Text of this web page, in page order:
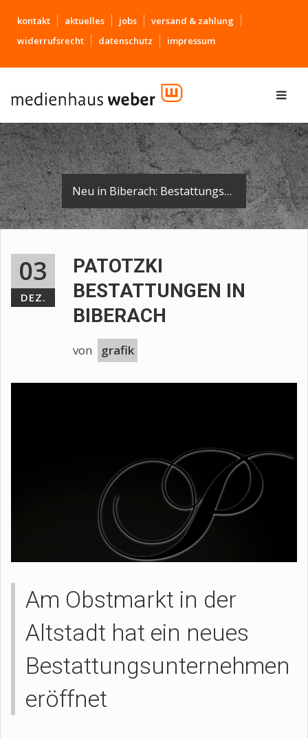
kontakt aktuelles jobs
versand & zahlung
widerrufsrecht
datenschutz impressum
Neu in Biberach: Bestattungshaus Patotzki
03
DEZ.
PATOTZKI
BESTATTUNGEN IN
BIBERACH
von grafik
Am Obstmarkt in der
Altstadt hat ein neues
Bestattungsunternehmen
eröffnet